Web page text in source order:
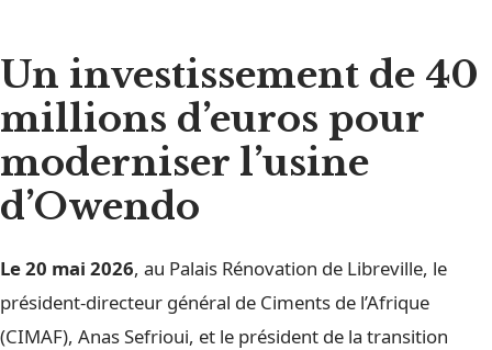
Un investissement de 40
millions d’euros pour
moderniser l’usine
d’Owendo
Le 20 mai 2026, au Palais Rénovation de Libreville, le
président-directeur général de Ciments de l’Afrique
(CIMAF), Anas Sefrioui, et le président de la transition